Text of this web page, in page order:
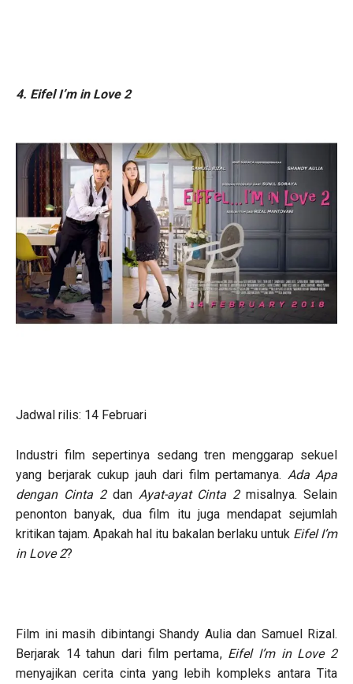
4. Eifel I’m in Love 2
Jadwal rilis: 14 Februari
Industri film sepertinya sedang tren menggarap sekuel
yang berjarak cukup jauh dari film pertamanya. Ada Apa
dengan Cinta 2 dan Ayat-ayat Cinta 2misalnya. Selain
penonton banyak, dua film itu juga mendapat sejumlah
kritikan tajam. Apakah hal itu bakalan berlaku untuk Eifel I’m
in Love 2?
Film ini masih dibintangi Shandy Aulia dan Samuel Rizal.
Berjarak 14 tahun dari film pertama, Eifel I’m in Love 2
menyajikan cerita cinta yang lebih kompleks antara Tita